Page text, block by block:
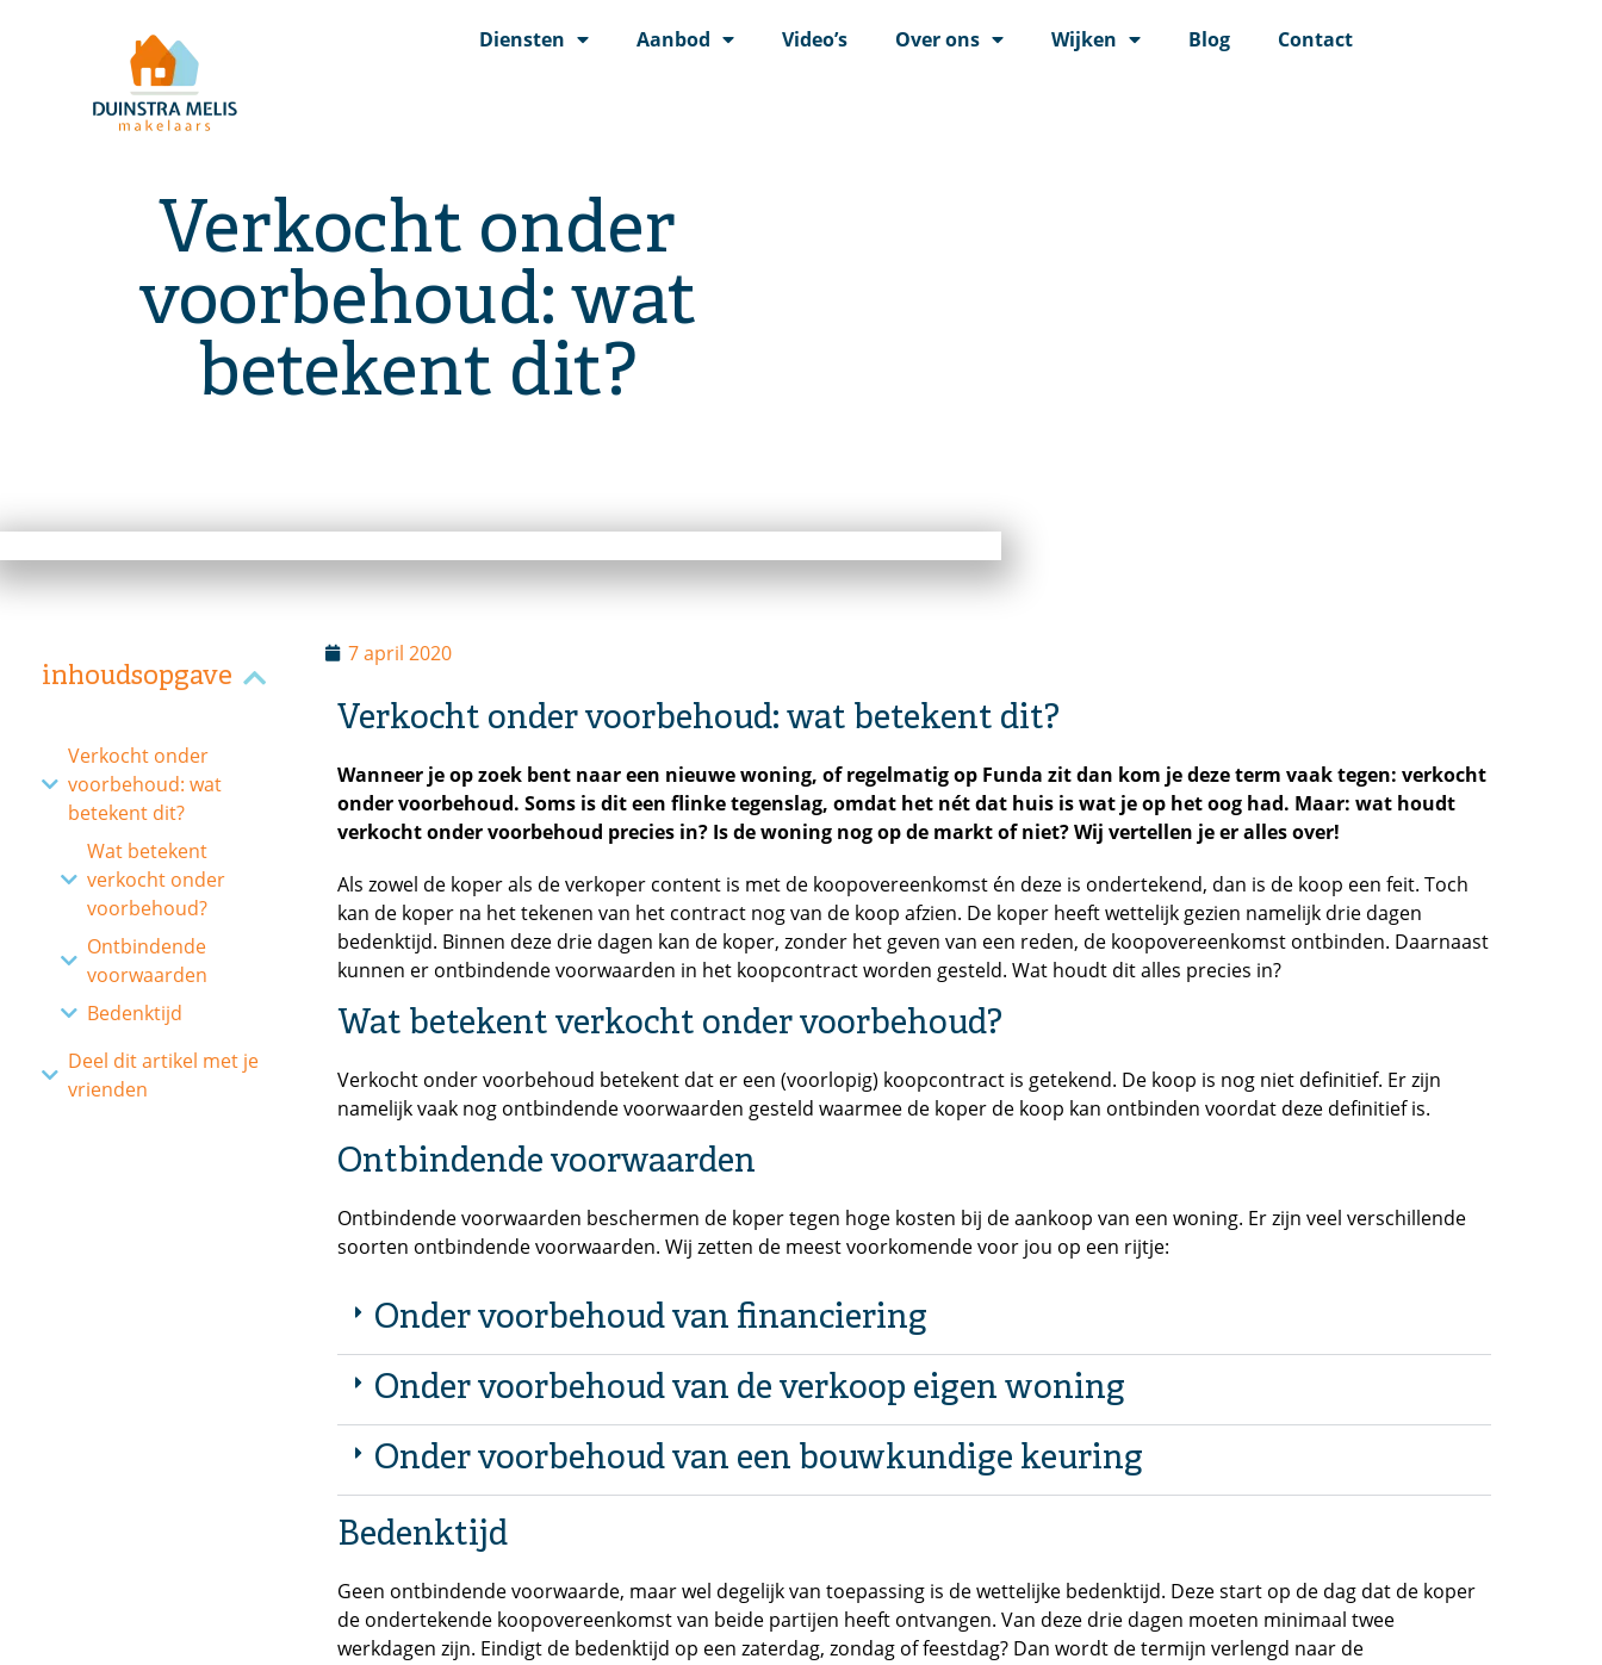
Diensten Aanbod Video’s Over ons Wijken Blog Contact
Verkocht onder
voorbehoud: wat
betekent dit?
inhoudsopgave
Verkocht onder
voorbehoud: wat
betekent dit?
Wat betekent
verkocht onder
voorbehoud?
Ontbindende
voorwaarden
Bedenktijd
Deel dit artikel met je
vrienden
7 april 2020
Verkocht onder voorbehoud: wat betekent dit?
Wanneer je op zoek bent naar een nieuwe woning, of regelmatig op Funda zit dan kom je deze term vaak tegen: verkocht
onder voorbehoud. Soms is dit een flinke tegenslag, omdat het nét dat huis is wat je op het oog had. Maar: wat houdt
verkocht onder voorbehoud precies in? Is de woning nog op de markt of niet? Wij vertellen je er alles over!
Als zowel de koper als de verkoper content is met de koopovereenkomst én deze is ondertekend, dan is de koop een feit. Toch
kan de koper na het tekenen van het contract nog van de koop afzien. De koper heeft wettelijk gezien namelijk drie dagen
bedenktijd. Binnen deze drie dagen kan de koper, zonder het geven van een reden, de koopovereenkomst ontbinden. Daarnaast
kunnen er ontbindende voorwaarden in het koopcontract worden gesteld. Wat houdt dit alles precies in?
Wat betekent verkocht onder voorbehoud?
Verkocht onder voorbehoud betekent dat er een (voorlopig) koopcontract is getekend. De koop is nog niet definitief. Er zijn
namelijk vaak nog ontbindende voorwaarden gesteld waarmee de koper de koop kan ontbinden voordat deze definitief is.
Ontbindende voorwaarden
Ontbindende voorwaarden beschermen de koper tegen hoge kosten bij de aankoop van een woning. Er zijn veel verschillende
soorten ontbindende voorwaarden. Wij zetten de meest voorkomende voor jou op een rijtje:
Onder voorbehoud van financiering
Onder voorbehoud van de verkoop eigen woning
Onder voorbehoud van een bouwkundige keuring
Bedenktijd
Geen ontbindende voorwaarde, maar wel degelijk van toepassing is de wettelijke bedenktijd. Deze start op de dag dat de koper
de ondertekende koopovereenkomst van beide partijen heeft ontvangen. Van deze drie dagen moeten minimaal twee
werkdagen zijn. Eindigt de bedenktijd op een zaterdag, zondag of feestdag? Dan wordt de termijn verlengd naar de